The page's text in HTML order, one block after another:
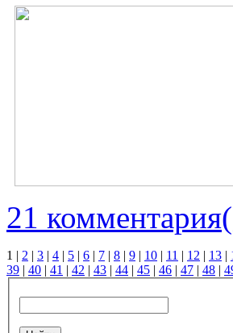
21
1 | 2 | 3 | 4 | 5 | 6 | 7 | 8 | 9 | 10 | 11 | 12 | 13 |
39 | 40 | 41 | 42 | 43 | 44 | 45 | 46 | 47 | 48 |